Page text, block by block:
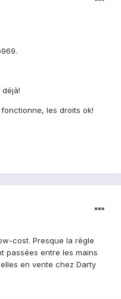
les droits ok!
cost. Presque la règle
passées entre les mains
en vente chez Darty